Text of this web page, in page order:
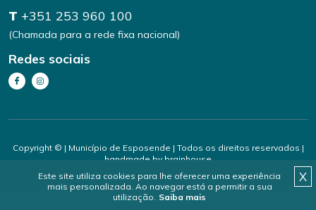
T +351 253 960 100
(Chamada para a rede fixa nacional)
Redes sociais
Copyright © | Município de Esposende | Todos os direitos reservados |
handmade by brainhouse
Este site utiliza cookies para lhe oferecer uma experiência
mais personalizada. Ao navegar está a permitir a sua
utilização. Saiba mais
X